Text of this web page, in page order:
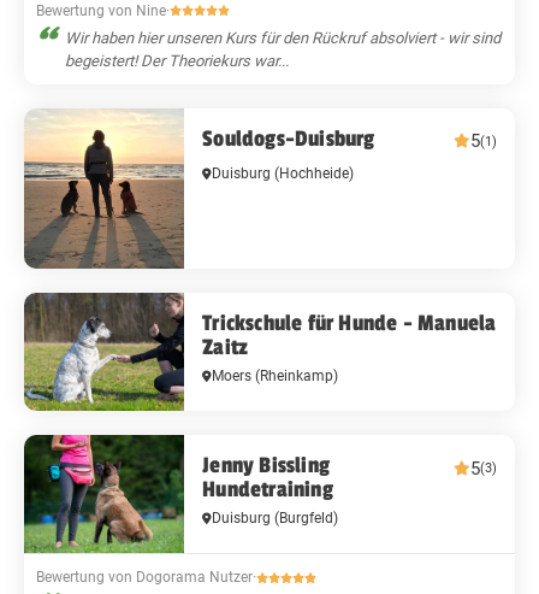
Bewertung von Nine·
Wir haben hier unseren Kurs für den Rückruf absolviert - wir sind
begeistert! Der Theoriekurs war...
Souldogs-Duisburg 5(1)
Duisburg(Hochheide)
Trickschule für Hunde - Manuela
Zaitz
Moers(Rheinkamp)
Jenny Bissling
Hundetraining
5(3)
Duisburg(Burgfeld)
Bewertung von Dogorama Nutzer·